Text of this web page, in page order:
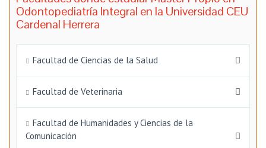
Odontopediatría Integral en la Universidad CEU
Cardenal Herrera
Facultad de Ciencias de la Salud
Facultad de Veterinaria
Facultad de Humanidades y Ciencias de la
Comunicación